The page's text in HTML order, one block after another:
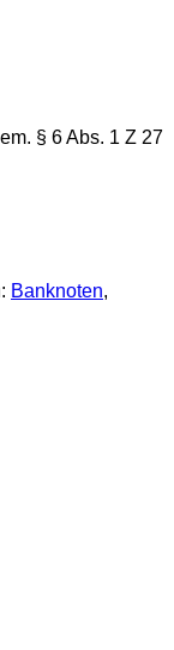
§ 6 Abs. 1 Z 27
Banknoten,